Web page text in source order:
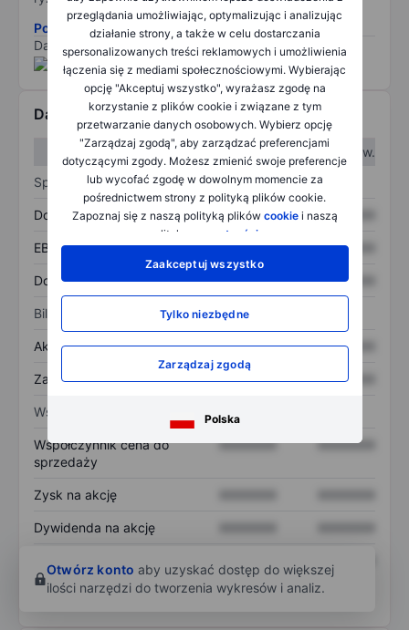
przeglądania umożliwiając, optymalizując i analizując
działanie strony, a także w celu dostarczania
spersonalizowanych treści reklamowych i umożliwienia
łączenia się z mediami społecznościowymi. Wybierając
opcję "Akceptuj wszystko", wyrażasz zgodę na
korzystanie z plików cookie i związane z tym
przetwarzanie danych osobowych. Wybierz opcję
"Zarządzaj zgodą", aby zarządzać preferencjami
dotyczącymi zgody. Możesz zmienić swoje preferencje
lub wycofać zgodę w dowolnym momencie za
pośrednictwem strony z polityką plików cookie.
Zapoznaj się z naszą polityką plików cookiei naszą
polityką
prywatności
Zaakceptuj wszystko
Tylko niezbędne
Zarządzaj zgodą
Polska
Pobierz metodologię ryzyka ESG.
Dane dostarczone przez
Dane finansowe
W I kw.
W II kw.
Sprawozdanie z zysków
Dochód XXXXXXX XXXXXXX
EBITDA XXXXXXX XXXXXXX
Dochód netto XXXXXXX XXXXXXX
Bilans
Aktywa ogółem XXXXXXX XXXXXXX
Zadłużenie ogółem XXXXXXX XXXXXXX
Wskaźniki
Współczynnik cena do
sprzedaży
XXXXXXX XXXXXXX
Zysk na akcję
Dywidenda na akcję
własnego
Otwórz konto aby uzyskać dostęp do większej
ilości narzędzi do tworzenia wykresów i analiz.